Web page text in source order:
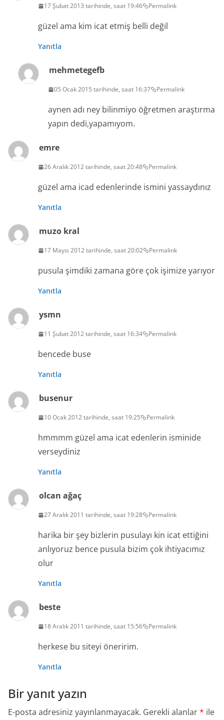
17 Şubat 2013 tarihinde, saat 19:46 Permalink
güzel ama kim icat etmiş belli değil
Yanıtla
mehmetegefb
05 Ocak 2015 tarihinde, saat 16:37 Permalink
aynen adı ney bilinmiyo öğretmen araştırma
yapın dedi,yapamıyom.
emre
26 Aralık 2012 tarihinde, saat 20:48 Permalink
güzel ama icad edenlerinde ismini yassaydınız
Yanıtla
muzo kral
17 Mayıs 2012 tarihinde, saat 20:02 Permalink
pusula şimdiki zamana göre çok işimize yarıyor
Yanıtla
ysmn
11 Şubat 2012 tarihinde, saat 16:34 Permalink
bencede buse
Yanıtla
busenur
10 Ocak 2012 tarihinde, saat 19:25 Permalink
hmmmm güzel ama icat edenlerin isminide
verseydiniz
Yanıtla
olcan ağaç
27 Aralık 2011 tarihinde, saat 19:28 Permalink
harika bir şey bizlerin pusulayı kin icat ettiğini
anlıyoruz bence pusula bizim çok ihtiyacımız
olur
Yanıtla
beste
18 Aralık 2011 tarihinde, saat 15:56 Permalink
herkese bu siteyi öneririm.
Yanıtla
Bir yanıt yazın
E-posta adresiniz yayınlanmayacak. Gerekli alanlar* ile